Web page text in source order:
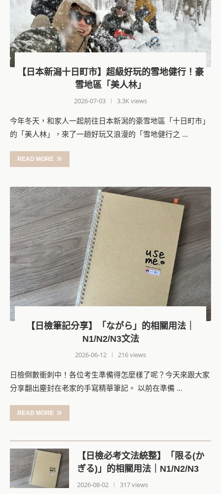
【日本新潟十日町市】超級好玩的雪地健行！豪
雪地區「美人林」
2026-07-03 3.3K views
今年冬天，和家人一起前往日本新潟的豪雪地區「十日町市」
的「美人林」，來了一趟好玩又浪漫的「雪地健行之 …
READ MORE
【日檢筆記分享】「ながら」的相關用法｜
N1/N2/N3文法
2026-06-12 216 views
日檢倒數衝刺中！各位考生準備得怎麼樣了呢？今天來跟大家
分享翻出塵封在老家的手寫精華筆記。 以前在準備 …
READ MORE
【日檢必考文法統整】「限る(か
ぎる)」的相關用法｜N1/N2/N3
2026-08-02 317 views